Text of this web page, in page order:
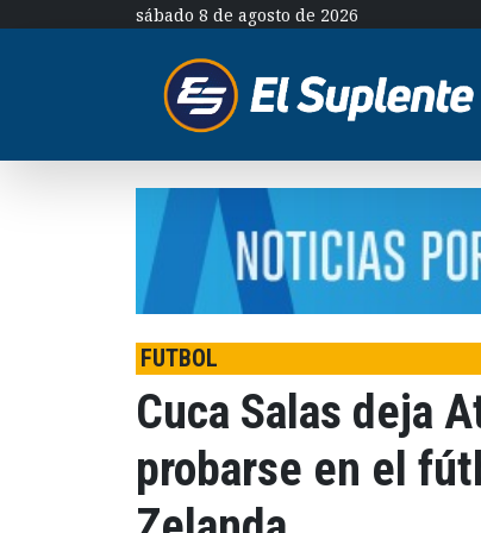
sábado 8 de agosto de 2026
FUTBOL
Cuca Salas deja
probarse en el